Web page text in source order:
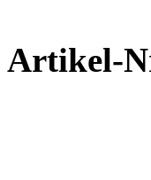
Artikel-